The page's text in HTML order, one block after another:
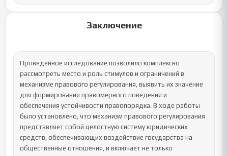
Заключение
Проведённое исследование позволило комплексно
рассмотреть место и роль стимулов и ограничений в
механизме правового регулирования, выявить их значение
для формирования правомерного поведения и
обеспечения устойчивости правопорядка. В ходе работы
было установлено, что механизм правового регулирования
представляет собой целостную систему юридических
средств, обеспечивающих воздействие государства на
общественные отношения, и включает не только